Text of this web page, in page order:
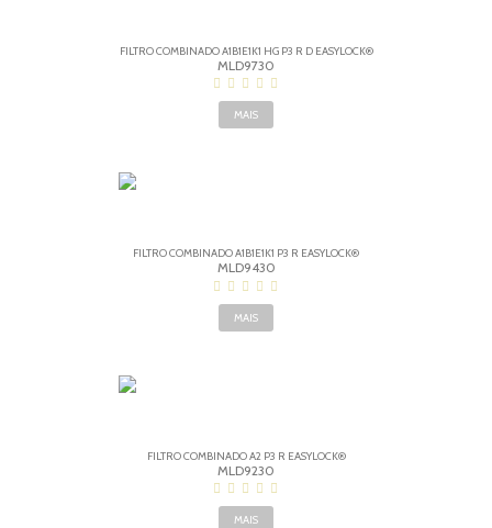
FILTRO COMBINADO A1B1E1K1 HG P3 R D EASYLOCK®
MLD9730
MAIS
FILTRO COMBINADO A1B1E1K1 P3 R EASYLOCK®
MLD9430
MAIS
FILTRO COMBINADO A2 P3 R EASYLOCK®
MLD9230
MAIS